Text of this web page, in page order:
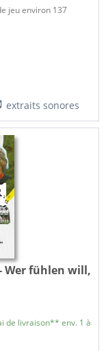
jeu environ 137
extraits sonores
Wer fühlen will,
de livraison** env. 1 à